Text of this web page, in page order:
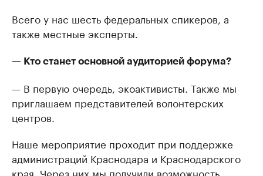
Всего у нас шесть федеральных спикеров, а
также местные эксперты.
— Кто станет основной аудиторией форума?
— В первую очередь, экоактивисты. Также мы
приглашаем представителей волонтерских
центров.
Наше мероприятие проходит при поддержке
администраций Краснодара и Краснодарского
края. Через них мы получили возможность